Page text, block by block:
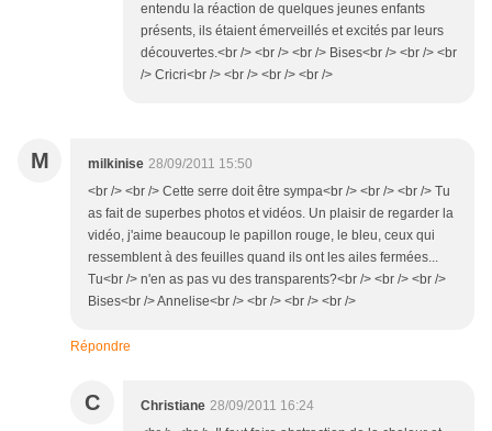
entendu la réaction de quelques jeunes enfants
présents, ils étaient émerveillés et excités par leurs
découvertes.<br /> <br /> <br /> Bises<br /> <br /> <br
/> Cricri<br /> <br /> <br /> <br />
M milkinise 28/09/2011 15:50
<br /> <br /> Cette serre doit être sympa<br /> <br /> <br /> Tu
as fait de superbes photos et vidéos. Un plaisir de regarder la
vidéo, j'aime beaucoup le papillon rouge, le bleu, ceux qui
ressemblent à des feuilles quand ils ont les ailes fermées...
Tu<br /> n'en as pas vu des transparents?<br /> <br /> <br />
Bises<br /> Annelise<br /> <br /> <br /> <br />
Répondre
C Christiane 28/09/2011 16:24